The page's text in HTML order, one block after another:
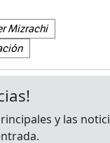
Mizrachi